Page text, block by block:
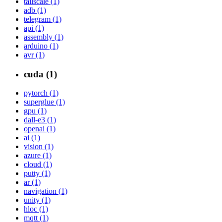
adb (1)
telegram (1)
api (1)
assembly (1)
arduino (1)
avr (1)
cuda (1)
pytorch (1)
superglue (1)
gpu (1)
dall-e3 (1)
openai (1)
ai (1)
vision (1)
azure (1)
cloud (1)
putty (1)
ar (1)
navigation (1)
unity (1)
hloc (1)
mqtt (1)